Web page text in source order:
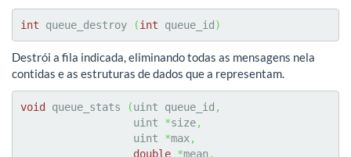
int queue_destroy (int queue_id )
Destrói a fila indicada, eliminando todas as mensagens nela
contidas e as estruturas de dados que a representam.
void queue_stats (uint queue_id ,
                  uint
*size,
                  uint
*max,
double *mean ,